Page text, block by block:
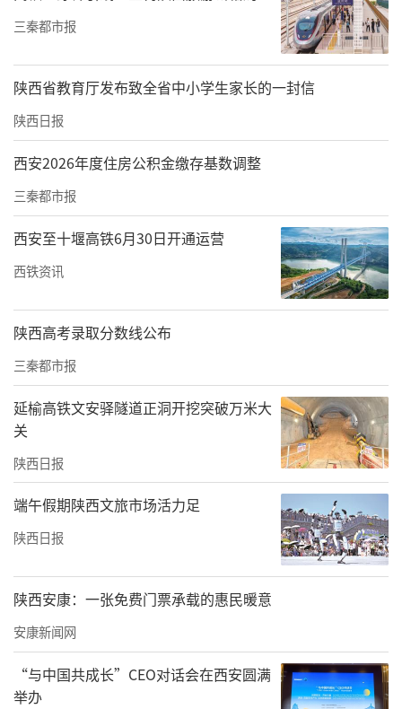
部局原局长，省人大常委会原委员、代表资格
审查委员会原主任厉彦林，行业专家、爱心企
业和爱心人士代表、基金会志愿者代表等500余
人参加了活动。
曲荣君首先代表与会嘉宾致辞，他介绍了蓬莱
近几年的发展变化，高度肯定了基金会所做的
公益项目为万千家庭带去经济资助的同时，在
思想和心理上同样给予帮助，这种扶智、扶志
的帮扶是他们摆脱贫困的重要方法和手段。
三秦都市报
陕西省教育厅发布致全省中小学生家长的一封信
陕西日报
西安2026年度住房公积金缴存基数调整
三秦都市报
西安至十堰高铁6月30日开通运营
西铁资讯
陕西高考录取分数线公布
三秦都市报
延榆高铁文安驿隧道正洞开挖突破万米大
关
陕西日报
端午假期陕西文旅市场活力足
陕西日报
陕西安康：一张免费门票承载的惠民暖意
安康新闻网
“与中国共成长”CEO对话会在西安圆满
举办